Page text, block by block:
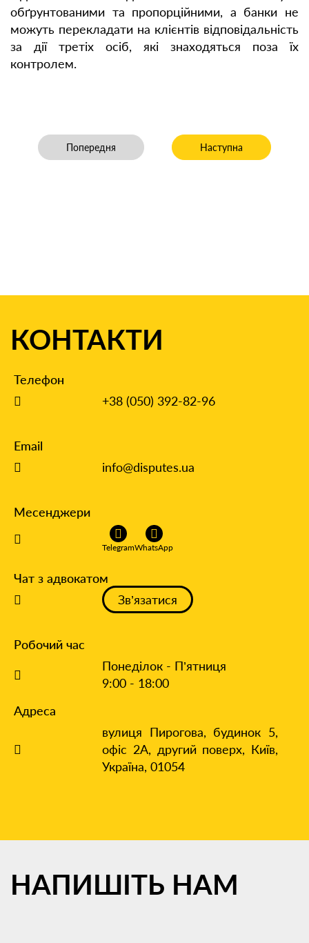
обґрунтованими та пропорційними, а банки не
можуть перекладати на клієнтів відповідальність
за дії третіх осіб, які знаходяться поза їх
контролем.
Попередня стаття: Ревізія договору сурогатного
Попередня Наступна стаття:
Наступна
КОНТАКТИ
Телефон
+38 (050) 392-82-96
Email
info@disputes.ua
Месенджери
TelegramWhatsApp
Чат з адвокатом
Зв’язатися
Робочий час
Понеділок - П’ятниця
9:00 - 18:00
Адреса
вулиця Пирогова, будинок 5,
офіс 2А, другий поверх, Київ,
Україна, 01054
НАПИШІТЬ НАМ